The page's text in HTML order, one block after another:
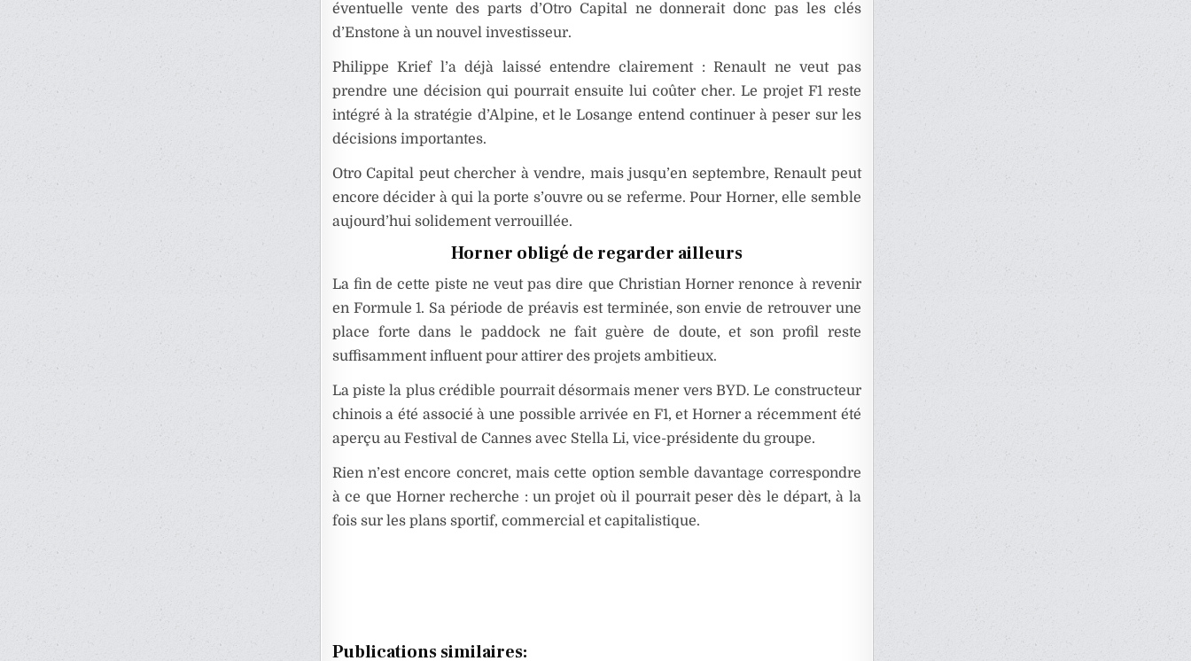
éventuelle vente des parts d’Otro Capital ne donnerait donc pas les clés
d’Enstone à un nouvel investisseur.
Philippe Krief l’a déjà laissé entendre clairement : Renault ne veut pas
prendre une décision qui pourrait ensuite lui coûter cher. Le projet F1 reste
intégré à la stratégie d’Alpine, et le Losange entend continuer à peser sur les
décisions importantes.
Otro Capital peut chercher à vendre, mais jusqu’en septembre, Renault peut
encore décider à qui la porte s’ouvre ou se referme. Pour Horner, elle semble
aujourd’hui solidement verrouillée.
Horner obligé de regarder ailleurs
La fin de cette piste ne veut pas dire que Christian Horner renonce à revenir
en Formule 1. Sa période de préavis est terminée, son envie de retrouver une
place forte dans le paddock ne fait guère de doute, et son profil reste
suffisamment influent pour attirer des projets ambitieux.
La piste la plus crédible pourrait désormais mener vers BYD. Le constructeur
chinois a été associé à une possible arrivée en F1, et Horner a récemment été
aperçu au Festival de Cannes avec Stella Li, vice-présidente du groupe.
Rien n’est encore concret, mais cette option semble davantage correspondre
à ce que Horner recherche : un projet où il pourrait peser dès le départ, à la
fois sur les plans sportif, commercial et capitalistique.
Publications similaires: